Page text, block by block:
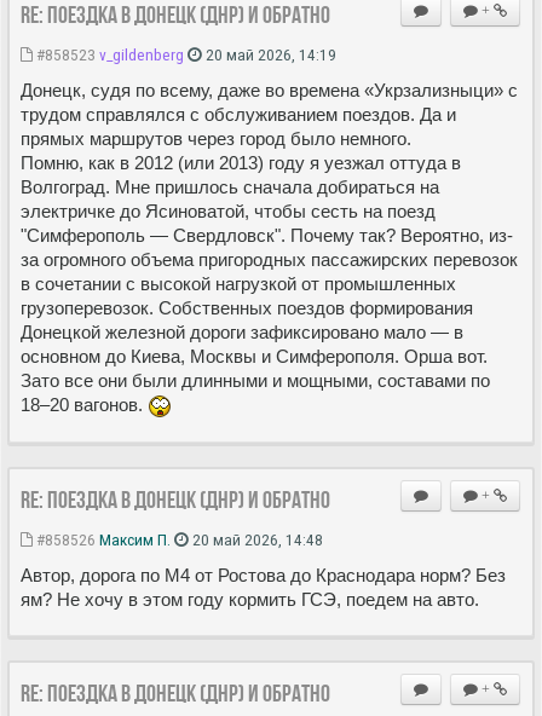
+
Re: Поездка в Донецк (ДНР) и обратно
#858523 v_gildenberg 20 май 2026, 14:19
Донецк, судя по всему, даже во времена «Укрзализныци» с
трудом справлялся с обслуживанием поездов. Да и
прямых маршрутов через город было немного.
Помню, как в 2012 (или 2013) году я уезжал оттуда в
Волгоград. Мне пришлось сначала добираться на
электричке до Ясиноватой, чтобы сесть на поезд
"Симферополь — Свердловск". Почему так? Вероятно, из-
за огромного объема пригородных пассажирских перевозок
в сочетании с высокой нагрузкой от промышленных
грузоперевозок. Собственных поездов формирования
Донецкой железной дороги зафиксировано мало — в
основном до Киева, Москвы и Симферополя. Орша вот.
Зато все они были длинными и мощными, составами по
18–20 вагонов.
+
Re: Поездка в Донецк (ДНР) и обратно
#858526 Максим П. 20 май 2026, 14:48
Автор, дорога по М4 от Ростова до Краснодара норм? Без
ям? Не хочу в этом году кормить ГСЭ, поедем на авто.
+
Re: Поездка в Донецк (ДНР) и обратно